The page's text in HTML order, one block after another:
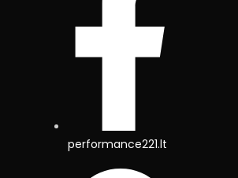
performance221.lt